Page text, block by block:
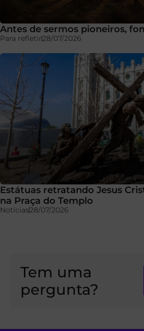
Antes de sermos pioneiros,
Para refletir28/07/2026
Estátuas retratando Jesus
na Praça do Templo
Notícias28/07/2026
Tem uma
pergunta?